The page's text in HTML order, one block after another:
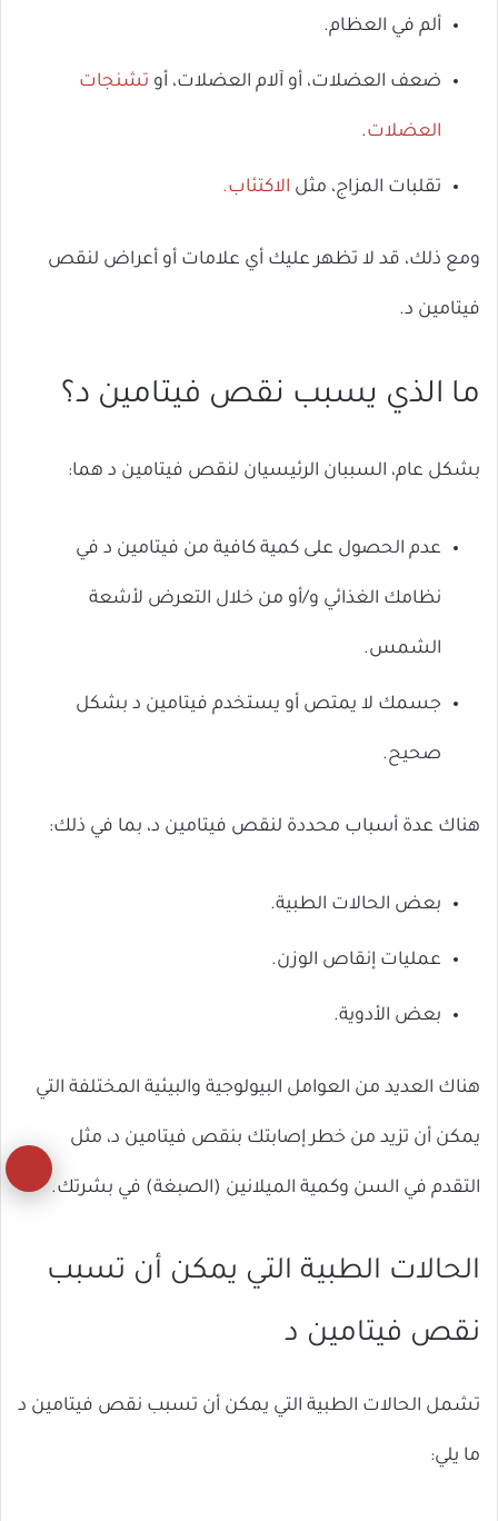
ألم في العظام.
ضعف العضلات، أو آلام العضلات، أو تشنجات
العضلات.
تقلبات المزاج، مثل الاكتئاب.
ومع ذلك، قد لا تظهر عليك أي علامات أو أعراض لنقص
فيتامين د.
ما الذي يسبب نقص فيتامين د؟
بشكل عام، السببان الرئيسيان لنقص فيتامين د هما:
عدم الحصول على كمية كافية من فيتامين د في
نظامك الغذائي و/أو من خلال التعرض لأشعة
الشمس.
جسمك لا يمتص أو يستخدم فيتامين د بشكل
صحيح.
هناك عدة أسباب محددة لنقص فيتامين د، بما في ذلك:
بعض الحالات الطبية.
عمليات إنقاص الوزن.
بعض الأدوية.
هناك العديد من العوامل البيولوجية والبيئية المختلفة التي
يمكن أن تزيد من خطر إصابتك بنقص فيتامين د، مثل
التقدم في السن وكمية الميلانين (الصبغة) في بشرتك.
الحالات الطبية التي يمكن أن تسبب
نقص فيتامين د
تشمل الحالات الطبية التي يمكن أن تسبب نقص فيتامين د
ما يلي:
زر